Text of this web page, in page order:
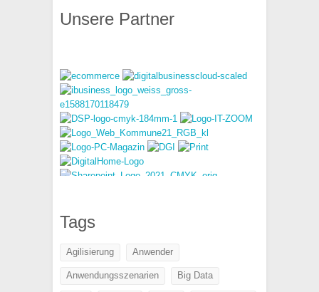
Unsere Partner
Tags
Agilisierung Anwender
Anwendungsszenarien Big Data